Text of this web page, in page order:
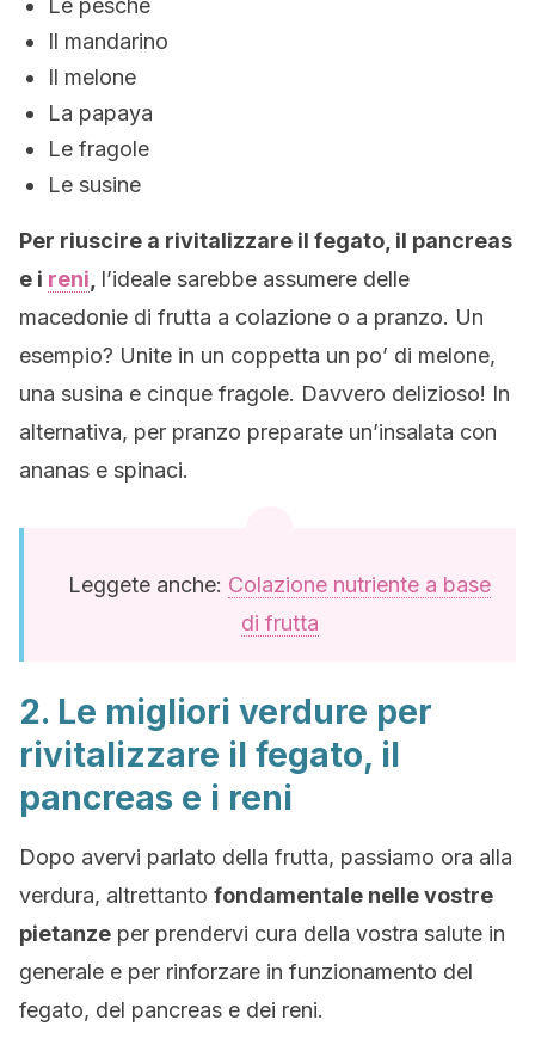
Le pesche
Il mandarino
Il melone
La papaya
Le fragole
Le susine
Per riuscire a rivitalizzare il fegato, il pancreas
e i reni l’ideale sarebbe assumere delle
macedonie di frutta a colazione o a pranzo. Un
esempio? Unite in un coppetta un po’ di melone,
una susina e cinque fragole. Davvero delizioso! In
alternativa, per pranzo preparate un’insalata con
ananas e spinaci.
Leggete anche: Colazione nutriente a base
di frutta
2. Le migliori verdure per
rivitalizzare il fegato, il
pancreas e i reni
Dopo avervi parlato della frutta, passiamo ora alla
verdura, altrettanto fondamentale nelle vostre
pietanze per prendervi cura della vostra salute in
generale e per rinforzare in funzionamento del
fegato, del pancreas e dei reni.